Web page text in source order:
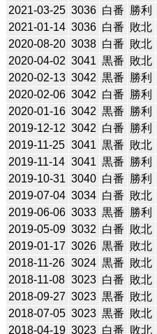
2021-03-25 3036 白番 勝利
2021-01-14 3036 白番 敗北
2020-08-20 3038 白番 敗北
2020-04-02 3041 黒番 敗北
2020-02-13 3042 黒番 勝利
2020-02-06 3042 白番 勝利
2020-01-16 3042 黒番 勝利
2019-12-12 3042 白番 勝利
2019-11-25 3041 黒番 敗北
2019-11-14 3041 黒番 勝利
2019-10-31 3040 白番 勝利
2019-07-04 3034 白番 敗北
2019-06-06 3033 黒番 勝利
2019-05-09 3032 白番 敗北
2019-01-17 3026 黒番 敗北
2018-11-26 3024 黒番 敗北
2018-11-08 3023 白番 敗北
2018-09-27 3023 黒番 敗北
2018-07-05 3023 黒番 敗北
2018-04-19 3023 白番 敗北